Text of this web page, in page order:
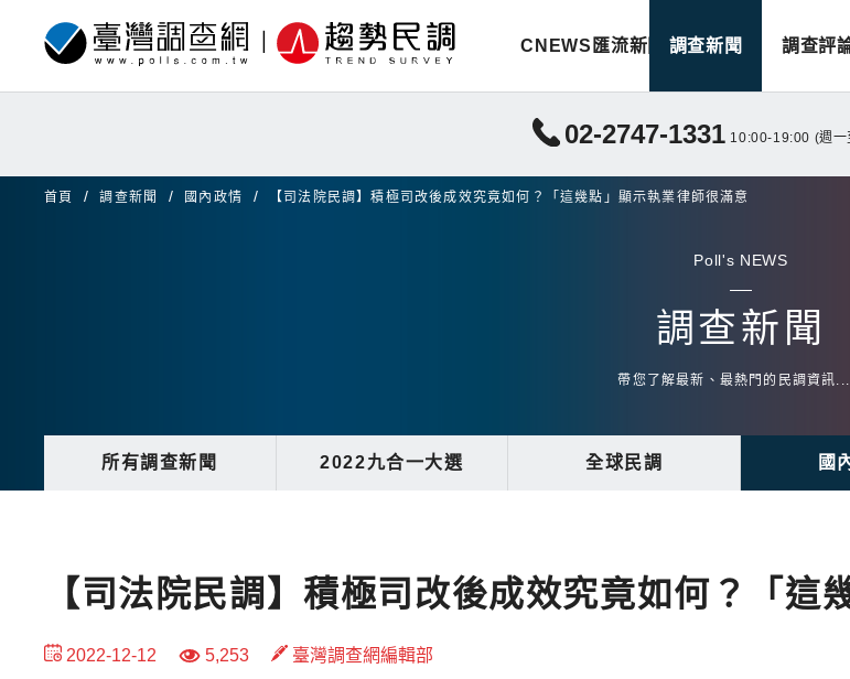
CNEWS匯流新聞 調查新聞 調查評
02-2747-1331 10:00-19:00 (週一
首頁 調查新聞 國內政情 【司法院民調】積極司改後成效究竟如何？「這幾點」顯示執業律師很滿意
Poll's NEWS
調查新聞
帶您了解最新、最熱門的民調資訊
所有調查新聞 2022九合一大選 全球民調 國
【司法院民調】積極司改後成效究竟如何？「這
2022-12-12 5,253 臺灣調查網編輯部